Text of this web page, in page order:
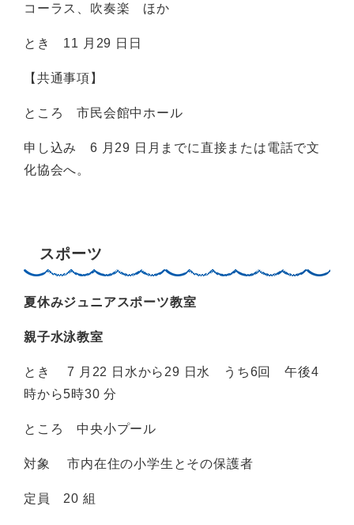
コーラス、吹奏楽 ほか
とき 11 月29 日日
【共通事項】
ところ 市民会館中ホール
申し込み 6 月29 日月までに直接または電話で文
化協会へ。
スポーツ
夏休みジュニアスポーツ教室
親子水泳教室
とき 7 月22 日水から29 日水 うち6回 午後4
時から5時30 分
ところ 中央小プール
対象 市内在住の小学生とその保護者
定員 20 組